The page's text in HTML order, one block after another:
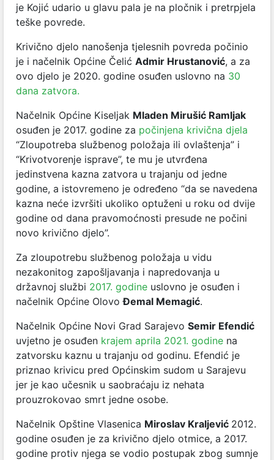
je Kojić udario u glavu pala je na pločnik i pretrpjela
teške povrede.
Krivično djelo nanošenja tjelesnih povreda počinio
je i načelnik Općine Čelić Admir Hrustanović, a za
ovo djelo je 2020. godine osuđen uslovno na 30
dana zatvora.
Načelnik Općine Kiseljak Mladen Mirušić Ramljak
osuđen je 2017. godine za počinjena krivična djela
“Zloupotreba službenog položaja ili ovlaštenja” i
“Krivotvorenje isprave”, te mu je utvrđena
jedinstvena kazna zatvora u trajanju od jedne
godine, a istovremeno je određeno “da se navedena
kazna neće izvršiti ukoliko optuženi u roku od dvije
godine od dana pravomoćnosti presude ne počini
novo krivično djelo”.
Za zloupotrebu službenog položaja u vidu
nezakonitog zapošljavanja i napredovanja u
državnoj službi 2017. godine uslovno je osuđen i
načelnik Općine OlovoĐemal Memagić.
Načelnik Općine Novi Grad Sarajevo Semir Efendić
uvjetno je osuđen krajem aprila 2021. godine na
zatvorsku kaznu u trajanju od godinu. Efendić je
priznao krivicu pred Općinskim sudom u Sarajevu
jer je kao učesnik u saobraćaju iz nehata
prouzrokovao smrt jedne osobe.
Načelnik Opštine Vlasenica Miroslav Kraljević 2012.
godine osuđen je za krivično djelo otmice, a 2017.
godine protiv njega se vodio postupak zbog sumnje